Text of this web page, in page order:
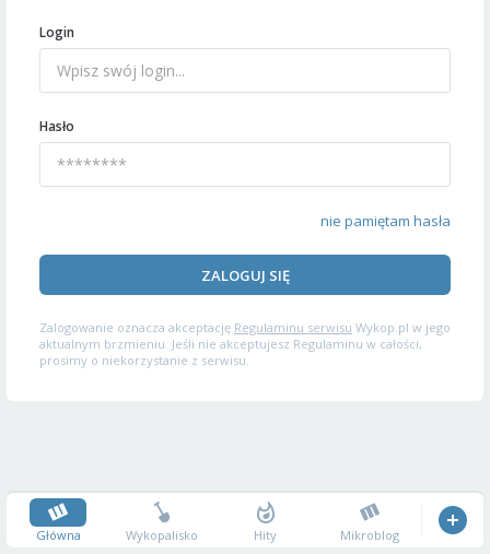
Login
Hasło
nie pamiętam hasła
ZALOGUJ SIĘ
Zalogowanie oznacza akceptację Regulaminu serwisu Wykop.pl w jego
aktualnym brzmieniu. Jeśli nie akceptujesz Regulaminu w całości,
prosimy o niekorzystanie z serwisu.
Główna Wykopalisko Hity Mikroblog